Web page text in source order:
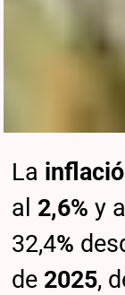
La
al 2,6% y
32,4%
de 2025,